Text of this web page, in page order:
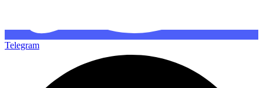
Telegram